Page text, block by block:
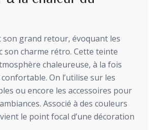
son grand retour, évoquant les
son charme rétro. Cette teinte
chaleureuse, à la fois
On l’utilise sur les
ou encore les accessoires pour
Associé à des couleurs
le point focal d’une décoration